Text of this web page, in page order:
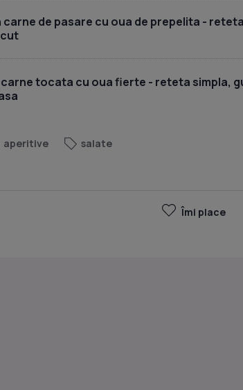
carne de pasare cu oua de prepelita -
carne tocata cu oua fierte - reteta simpla,
aperitive salate
Îmi place